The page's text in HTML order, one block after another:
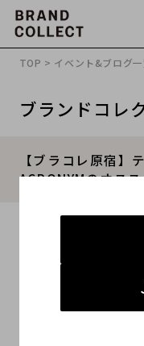
TOP > イベント&ブログ
ブランドコレ
【ブラコレ原宿】
ACRONYMのオス
#アクロニウム